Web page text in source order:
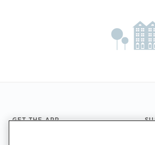
Footer
GET THE APP